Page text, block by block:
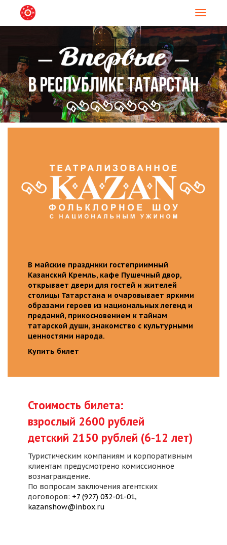
В майские праздники гостеприимный
Казанский Кремль, кафе Пушечный двор,
открывает двери для гостей и жителей
столицы Татарстана и очаровывает яркими
образами героев из национальных легенд и
преданий, прикосновением к тайнам
татарской души, знакомство с культурными
ценностями народа.
Купить билет
Стоимость билета:
взрослый 2600 рублей
детский 2150 рублей (6-12 лет)
Туристическим компаниям и корпоративным
клиентам предусмотрено комиссионное
вознаграждение.
По вопросам заключения агентских
договоров: +7 (927) 032-01-01,
kazanshow@inbox.ru